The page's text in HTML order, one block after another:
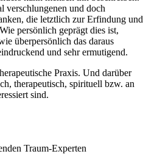
verschlungenen und doch
die letztlich zur Erfindung und
persönlich geprägt dies ist,
überpersönlich das daraus
und sehr ermutigend.
Praxis. Und darüber
therapeutisch, spirituell bzw. an
sind.
Traum-Experten